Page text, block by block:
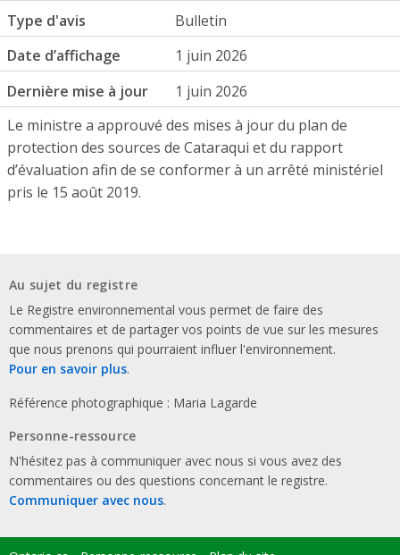
Type d'avis
Bulletin
Date d’affichage
1 juin 2026
Dernière mise à jour
1 juin 2026
Le ministre a approuvé des mises à jour du plan de
protection des sources de Cataraqui et du rapport
d’évaluation afin de se conformer à un arrêté ministériel
pris le 15 août 2019.
Au sujet du registre
Le Registre environnemental vous permet de faire des
commentaires et de partager vos points de vue sur les mesures
que nous prenons qui pourraient influer l'environnement.
Pour en savoir plus.
Référence photographique : Maria Lagarde
Personne-ressource
N'hésitez pas à communiquer avec nous si vous avez des
commentaires ou des questions concernant le registre.
Communiquer avec nous.